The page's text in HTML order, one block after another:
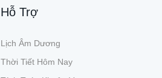
Hỗ Trợ
Lịch Âm Dương
Thời Tiết Hôm Nay